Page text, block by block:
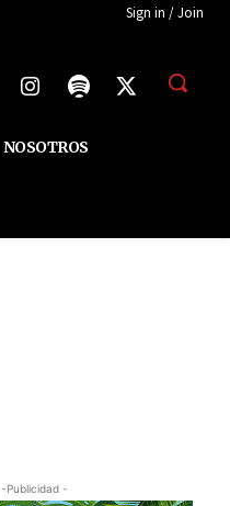
Sign in / Join
NOSOTROS
-Publicidad -